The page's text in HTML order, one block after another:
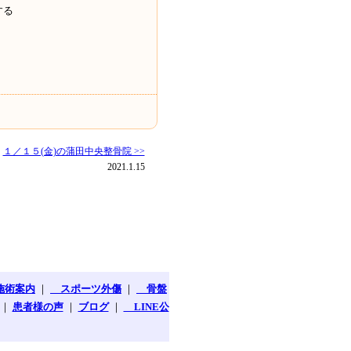
る
１／１５(金)の蒲田中央整骨院 >>
2021.1.15
案内 ｜ スポーツ外傷 ｜
骨盤
患者様の声｜ ブログ｜ LINE公